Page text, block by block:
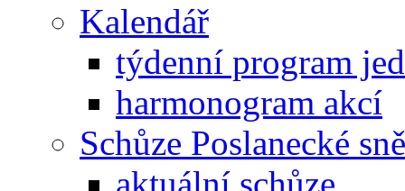
Kalendář
týdenní program
harmonogram akcí
Schůze Poslanecké
aktuální schůze